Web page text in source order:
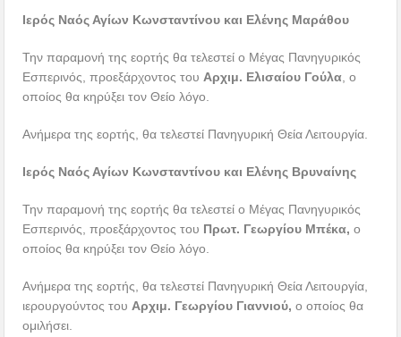
Ιερός Ναός Αγίων Κωνσταντίνου και Ελένης Μαράθου
Την παραμονή της εορτής θα τελεστεί ο Μέγας Πανηγυρικός
Εσπερινός, προεξάρχοντος του Αρχιμ. Ελισαίου Γούλα , ο
οποίος θα κηρύξει τον Θείο λόγο.
Ανήμερα της εορτής, θα τελεστεί Πανηγυρική Θεία Λειτουργία.
Ιερός Ναός Αγίων Κωνσταντίνου και Ελένης Βρυναίνης
Την παραμονή της εορτής θα τελεστεί ο Μέγας Πανηγυρικός
Εσπερινός, προεξάρχοντος του Πρωτ. Γεωργίου Μπέκα, ο
οποίος θα κηρύξει τον Θείο λόγο.
Ανήμερα της εορτής, θα τελεστεί Πανηγυρική Θεία Λειτουργία,
ιερουργούντος του Αρχιμ. Γεωργίου Γιαννιού, ο οποίος θα
ομιλήσει.